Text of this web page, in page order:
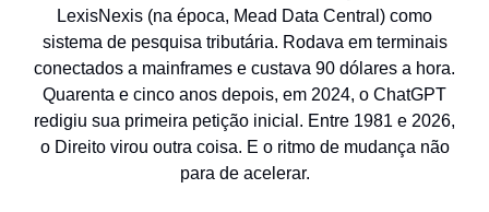
LexisNexis (na época, Mead Data Central) como
sistema de pesquisa tributária. Rodava em terminais
conectados a mainframes e custava 90 dólares a hora.
Quarenta e cinco anos depois, em 2024, o ChatGPT
redigiu sua primeira petição inicial. Entre 1981 e 2026,
o Direito virou outra coisa. E o ritmo de mudança não
para de acelerar.